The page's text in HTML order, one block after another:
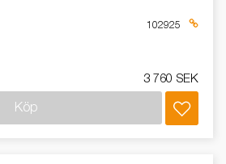
102925
3 760 SEK
Köp